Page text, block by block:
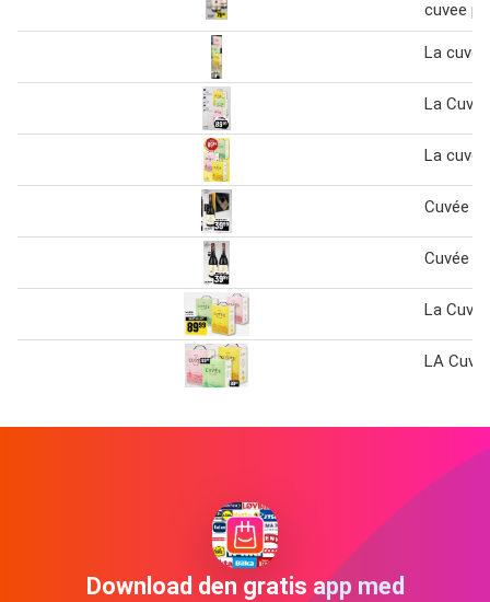
cuvee
La cuvée
La Cuvée
La cuvée
Cuvée
Cuvée
La Cuvee
LA
Download den gratis app med